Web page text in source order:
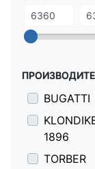
BUGATTI
1896
TORBER